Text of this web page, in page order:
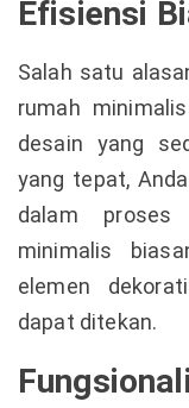
Efisiensi
Salah satu
rumah
desain yang
yang tepat,
dalam proses
minimalis
elemen
dapat ditekan.